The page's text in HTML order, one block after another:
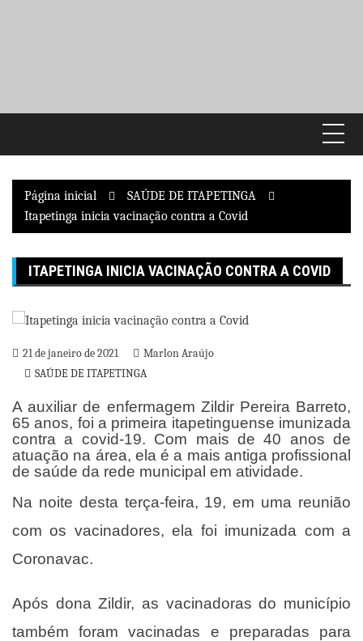
Página inicial
SAÚDE DE ITAPETINGA
Itapetinga inicia vacinação contra a Covid
ITAPETINGA INICIA VACINAÇÃO CONTRA A COVID
21 de janeiro de 2021
Marlon Araújo
SAÚDE DE ITAPETINGA
A auxiliar de enfermagem Zildir Pereira Barreto,
65 anos, foi a primeira itapetinguense imunizada
contra a covid-19. Com mais de 40 anos de
atuação na área, ela é a mais antiga profissional
de saúde da rede municipal em atividade.
Na noite desta terça-feira, 19, em uma reunião
com os vacinadores, ela foi imunizada com a
Coronavac.
Após dona Zildir, as vacinadoras do município
também foram vacinadas e preparadas para